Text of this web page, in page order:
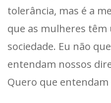
tolerância, mas é a
que as mulheres têm
sociedade. Eu não
entendam nossos
Quero que entendam